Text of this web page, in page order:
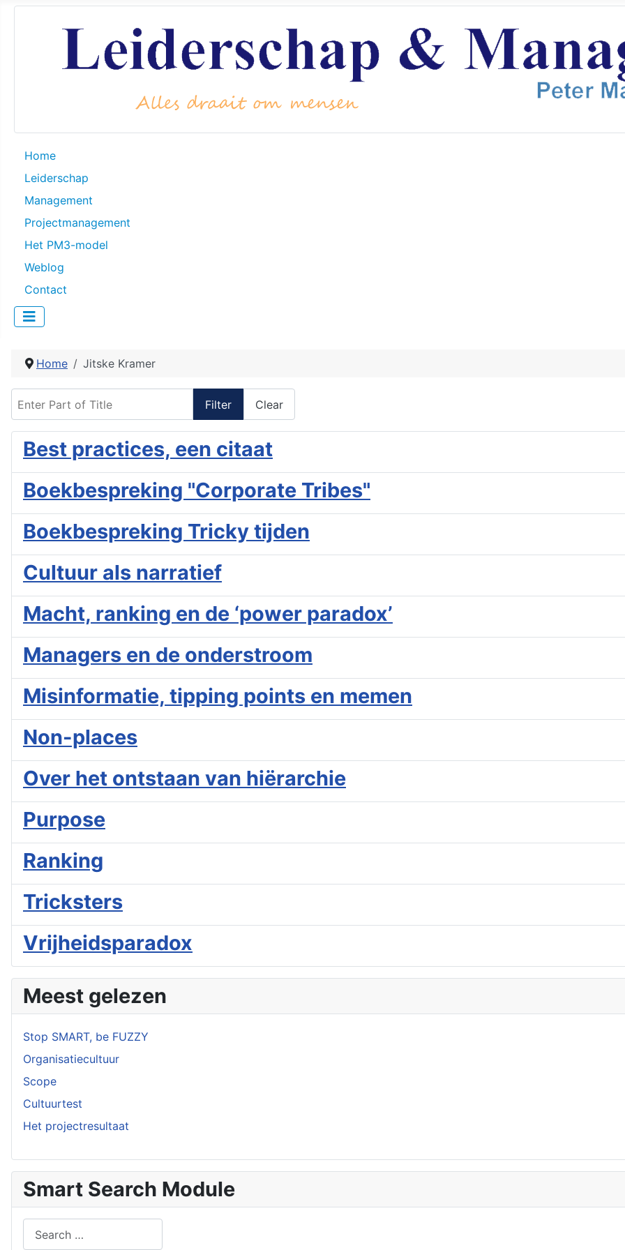
Home
Leiderschap
Management
Projectmanagement
Het PM3-model
Weblog
Contact
Home Jitske Kramer
Filter Clear
Best practices, een citaat
Boekbespreking "Corporate Tribes"
Boekbespreking Tricky tijden
Cultuur als narratief
Macht, ranking en de ‘power paradox’
Managers en de onderstroom
Misinformatie, tipping points en memen
Non-places
Over het ontstaan van hiërarchie
Purpose
Ranking
Tricksters
Vrijheidsparadox
Meest gelezen
Stop SMART, be FUZZY
Organisatiecultuur
Scope
Cultuurtest
Het projectresultaat
Smart Search Module